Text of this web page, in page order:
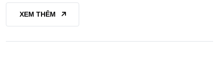
XEM THÊM